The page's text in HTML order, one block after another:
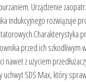
Urządzenie
indukcyjnego rozwiązuje
przed ich szkodliwym
z użyciem
SDS Max, który